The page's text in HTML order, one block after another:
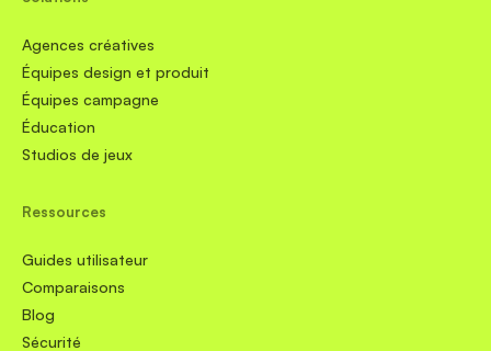
Agences créatives
Équipes design et produit
Équipes campagne
Éducation
Studios de jeux
Ressources
Guides utilisateur
Comparaisons
Blog
Sécurité